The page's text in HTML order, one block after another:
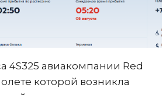
4S325 авиакомпании Red
которой возникла